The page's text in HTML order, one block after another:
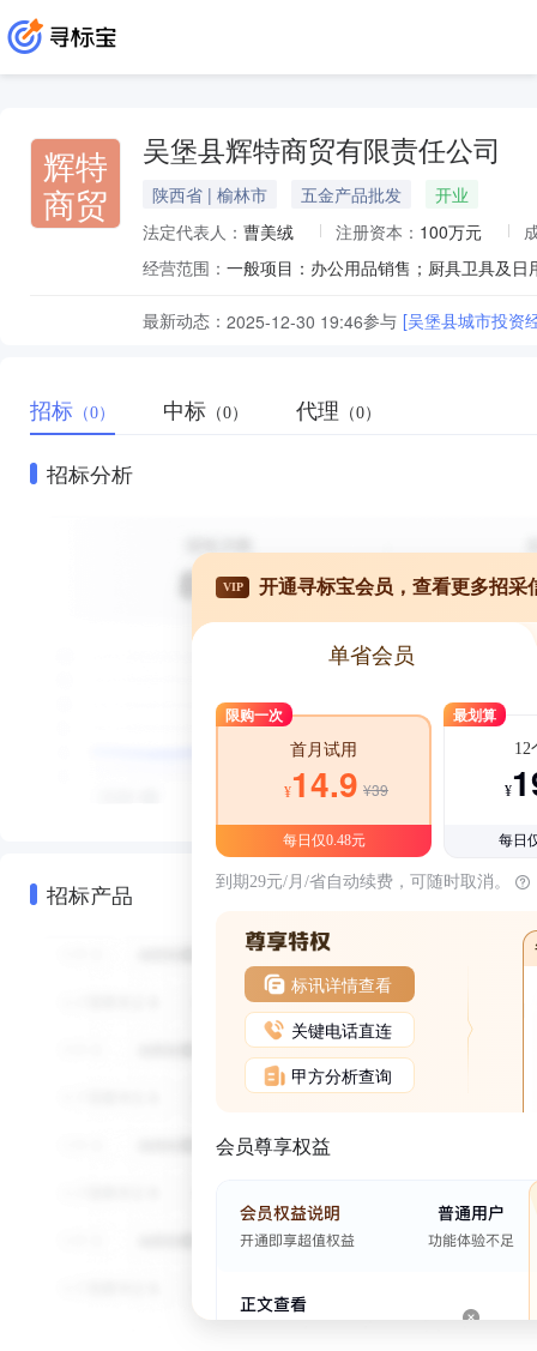
辉特
商贸
吴堡县辉特商贸有限责任公司
陕西省 | 榆林市 五金产品批发
开业
法定代表人： 曹美绒 注册资本： 100万元
经营范围：
最新动态： 2025-12-30 19:46参与 [吴堡县城市投资
招标 （0） 中标 （0） 代理 （0）
招标分析
招标产品
VIP 开通寻标宝会员，查看更多招采
单省会员
限购一次
首月试用
¥14.9 ¥39
每日仅0.48元
最划算
12
¥
每日
到期29元/月/省自动续费，可随时取消。
标讯详情查看
关键电话直连
甲方分析查询
会员尊享权益